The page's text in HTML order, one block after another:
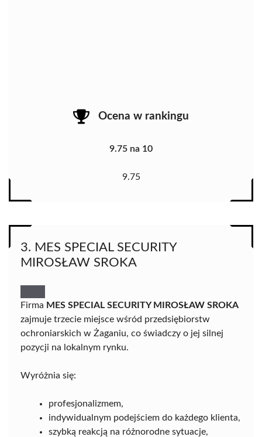
Ocena w rankingu
9.75 na 10
9.75
3. MES SPECIAL SECURITY
MIROSŁAW SROKA
Firma MES SPECIAL SECURITY MIROSŁAW SROKA
zajmuje trzecie miejsce wśród przedsiębiorstw
ochroniarskich w Żaganiu, co świadczy o jej silnej
pozycji na lokalnym rynku.
Wyróżnia się:
profesjonalizmem,
indywidualnym podejściem do każdego klienta,
szybką reakcją na różnorodne sytuacje,